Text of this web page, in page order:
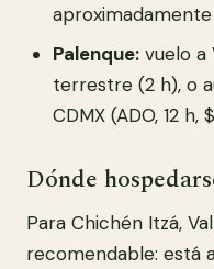
aproximadamente
Palenque: vuelo a
terrestre (2 h), o
CDMX (ADO, 12
Dónde
Para Chichén Itzá,
recomendable: está